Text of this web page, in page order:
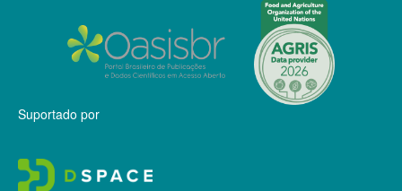
Suportado por